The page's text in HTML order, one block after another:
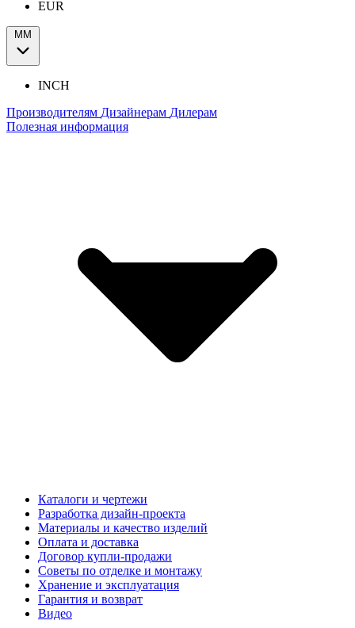
EUR
ММ
INCH
Производителям Дизайнерам Дилерам
Полезная информация
Каталоги и чертежи
Разработка дизайн-проекта
Материалы и качество изделий
Оплата и доставка
Договор купли-продажи
Советы по отделке и монтажу
Хранение и эксплуатация
Гарантия и возврат
Видео